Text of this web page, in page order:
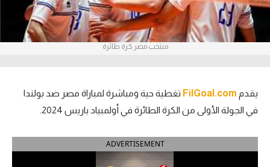
آراء حرة
بطولات
أمريكا 2026
الدوري المصري
الدوري الإنجليزي الممتاز
منتخب مصر كرة طائرة
يقدم FilGoal.com تغطية حية ومباشرة لمباراة مصر ضد بولندا
في الجولة الأولى من الكرة الطائرة في أولمبياد باريس 2024.
ADVERTISEMENT